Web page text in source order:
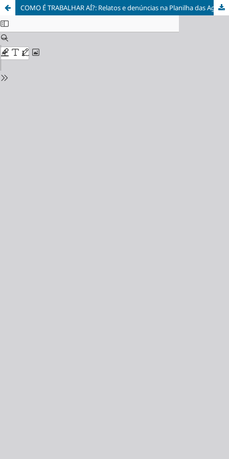
COMO É TRABALHAR AÍ?: Relatos e denúncias na Planilha das Agências